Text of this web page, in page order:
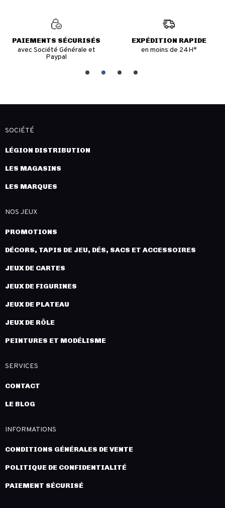
PAIEMENTS SÉCURISÉS
avec Société Générale et
Paypal
EXPÉDITION RAPIDE
en moins de 24H*
SOCIÉTÉ
LÉGION DISTRIBUTION
LES MAGASINS
LES MARQUES
NOS JEUX
PROMOTIONS
DÉCORS, TAPIS DE JEU, DÉS, SACS ET ACCESSOIRES
JEUX DE CARTES
JEUX DE FIGURINES
JEUX DE PLATEAU
JEUX DE RÔLE
PEINTURES ET MODÉLISME
SERVICES
CONTACT
LE BLOG
INFORMATIONS
CONDITIONS GÉNÉRALES DE VENTE
POLITIQUE DE CONFIDENTIALITÉ
PAIEMENT SÉCURISÉ